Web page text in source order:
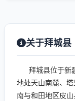
关于拜城县
拜城县位于新疆
地处天山南麓、塔
南与和田地区皮山